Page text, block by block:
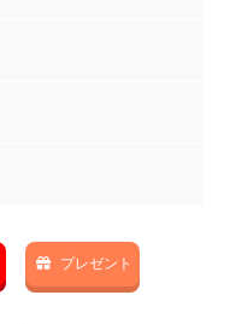
プレゼント